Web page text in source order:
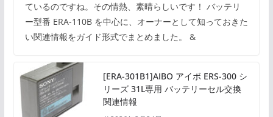
ているのですね。その情熱、素晴らしいです！ バッテリ
ー型番 ERA-110B を中心に、オーナーとして知っておきた
い関連情報をガイド形式でまとめました。 &
[ERA-301B1]AIBO アイボ ERS-300 シ
リーズ 31L専用 バッテリーセル交換
関連情報